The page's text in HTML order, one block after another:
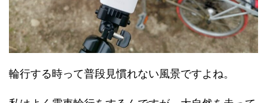
輪行する時って普段見慣れない風景ですよね。